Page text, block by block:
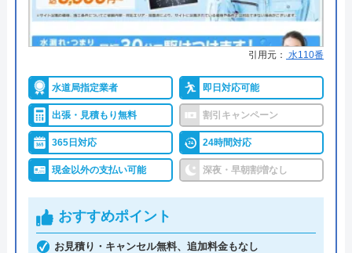
●保証・保険
商品保証最長10年・施工保証最長5
詳細は公式HPでご確認ください
ハウスラボホームがおすすめの理由
ハウスラボホームは全国各地に拠点を構えている水
道修理業者です。トイレ、キッチン、浴室などの水
まわりトラブル全般に対応しており、作業料金が
6,600円からとお手頃価格で提供をしています。
万が一、水まわりに問題が発生した場合は、最短20
引用元： 水110番
水道局指定業者 即日対応可能
出張・見積もり無料 割引キャンペーン
365日対応 24時間対応
現金以外の支払い可能 深夜・早朝割増なし
おすすめポイント
お見積り・キャンセル無料、追加料金もなし